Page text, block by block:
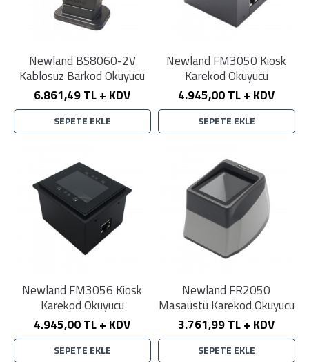
Newland BS8060-2V
Kablosuz Barkod Okuyucu
6.861,49 TL + KDV
SEPETE EKLE
Newland FM3050 Kiosk
Karekod Okuyucu
4.945,00 TL + KDV
SEPETE EKLE
Newland FM3056 Kiosk
Karekod Okuyucu
4.945,00 TL + KDV
SEPETE EKLE
Newland FR2050
Masaüstü Karekod Okuyucu
3.761,99 TL + KDV
SEPETE EKLE